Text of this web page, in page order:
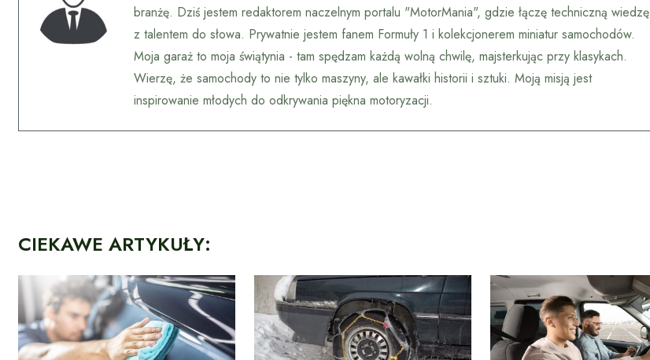
branżę. Dziś jestem redaktorem naczelnym portalu "MotorMania", gdzie łączę techniczną wiedzę
z talentem do słowa. Prywatnie jestem fanem Formuły 1 i kolekcjonerem miniatur samochodów.
Moja garaż to moja świątynia - tam spędzam każdą wolną chwilę, majsterkując przy klasykach.
Wierzę, że samochody to nie tylko maszyny, ale kawałki historii i sztuki. Moją misją jest
inspirowanie młodych do odkrywania piękna motoryzacji.
CIEKAWE ARTYKUŁY: